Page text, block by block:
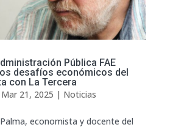
Pública FAE
desafíos económicos del
con La Tercera
Mar 21, 2025 | Noticias
Palma, economista y docente del